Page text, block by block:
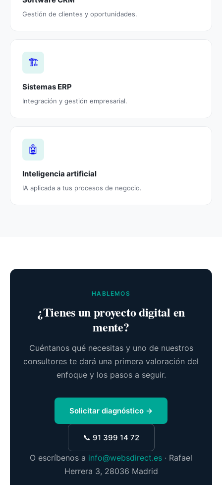
Gestión de clientes y oportunidades.
🏗️
Sistemas ERP
Integración y gestión empresarial.
🤖
Inteligencia artificial
IA aplicada a tus procesos de negocio.
HABLEMOS
¿Tienes un proyecto digital en
mente?
Cuéntanos qué necesitas y uno de nuestros
consultores te dará una primera valoración del
enfoque y los pasos a seguir.
Solicitar diagnóstico →
📞 91 399 14 72
O escríbenos a info@websdirect.es · Rafael
Herrera 3, 28036 Madrid